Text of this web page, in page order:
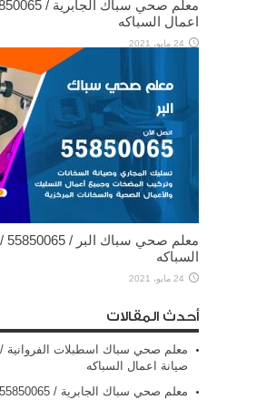
اعمال السباكه
24 مايو، 2021
السباكه
24 مايو، 2021
أحدث المقالات
صيانة اعمال السباكه